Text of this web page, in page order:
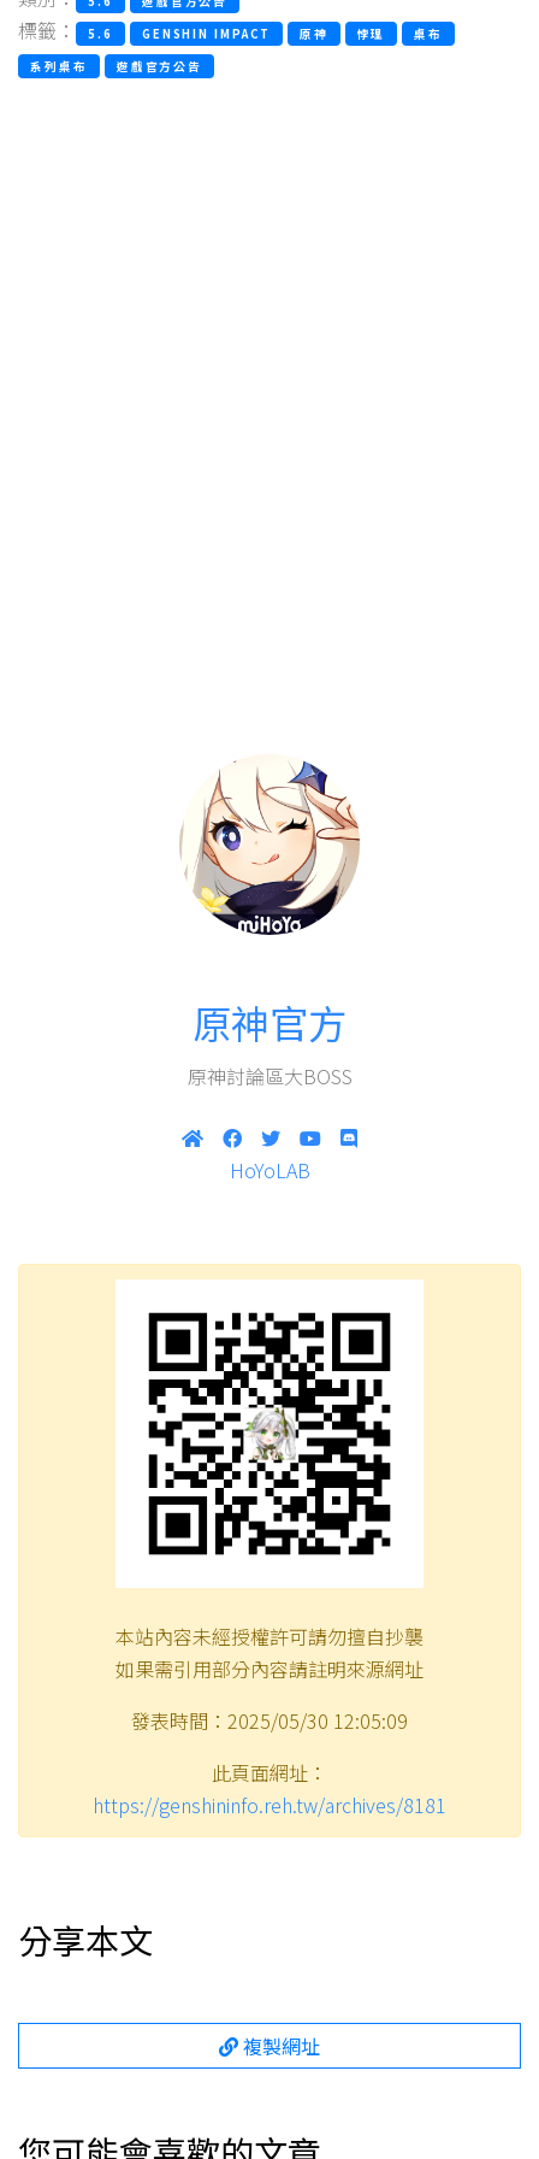
標籤： 5.6 GENSHIN IMPACT 原神 悖理
桌布
系列桌布
遊戲官方公告
原神官方
原神討論區大BOSS
HoYoLAB
本站內容未經授權許可請勿擅自抄襲
如果需引用部分內容請註明來源網址
發表時間：2025/05/30 12:05:09
此頁面網址：
https://genshininfo.reh.tw/archives/8181
分享本文
複製網址